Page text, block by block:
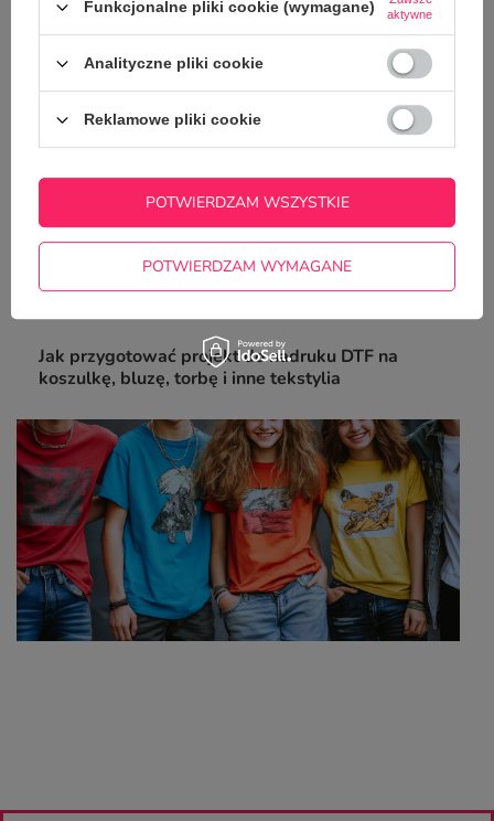
poradnik
Jak przygotować projekt do nadruku DTF na
koszulkę, bluzę, torbę i inne tekstylia
Funkcjonalne pliki cookie (wymagane)
aktywne
Analityczne pliki cookie
Reklamowe pliki cookie
POTWIERDZAM WYMAGANE
POTWIERDZAM WSZYSTKIE